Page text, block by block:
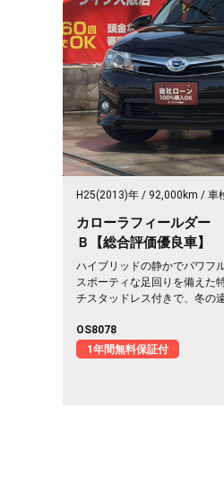
H25(2013)年 92,000km 車
カローラフィールダ
Ｂ【総合評価優良車】
ハイブリッドの静かでパワフ
スポーティな足回りを備えた
チスタッドレス付きで、冬の
ビとバックカメラで、初めて
末のドライブも通勤も、燃費
証付》👍
OS8078
1年間無料保証付